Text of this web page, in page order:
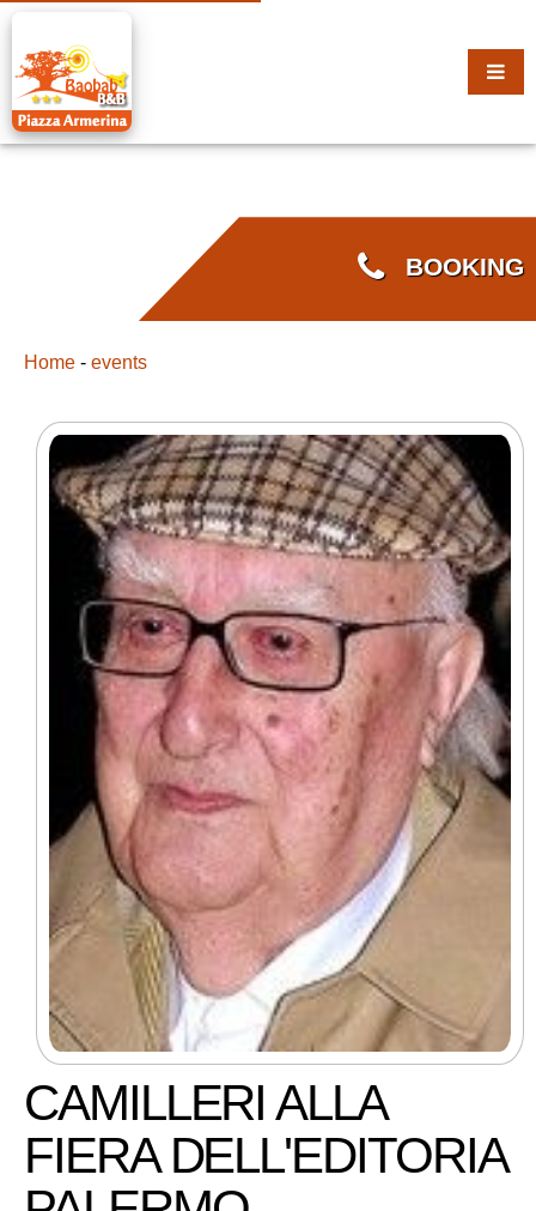
BOOKING
Home - events
CAMILLERI ALLA
FIERA DELL'EDITORIA